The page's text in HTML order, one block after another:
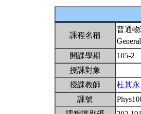
課程名稱
普通
開課學期
105-2
授課對象
授課教師
杜其永
課號